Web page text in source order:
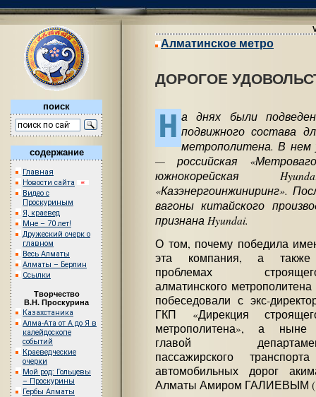
поиск
содержание
Главная
Новости сайта
Видео с
Проскуриным
Я, краевед
Мне – 70 лет!
Дружеский очерк о
главном
Весь Алматы
Алматы – Берлин
Ссылки
Творчество
В.Н. Проскурина
Казахстаника
Алма-Ата от А до Я в
калейдоскопе
событий
Краеведческие
очерки
Мой род: Гольцевы
– Проскурины
Гербы Алматы
Алматинское метро
ДОРОГОЕ
Н а днях были
подвижного состава
метрополитена. В нем
— российская
южнокорейская
«Казэнергоинжиниринг».
вагоны китайского
признана Hyundai.
О том, почему победила
эта компания, а
проблемах
алматинского
побеседовали с экс-
ГКП «Дирекция
метрополитена», а
главой
пассажирского
автомобильных дорог
Алматы Амиром ГАЛИЕВЫМ